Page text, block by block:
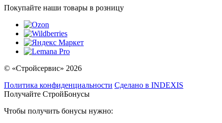
Покупайте наши товары в розницу
© «Стройсервис» 2026
Политика конфиденциальности Сделано в INDEXIS
Получайте СтройБонусы
Чтобы получить бонусы нужно: